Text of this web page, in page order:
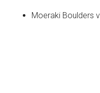
Moeraki Boulders